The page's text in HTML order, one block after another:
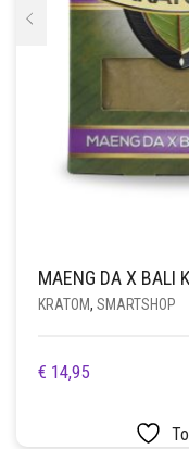
MAENG DA X BALI
KRATOM, SMARTSHOP
€ 14,95